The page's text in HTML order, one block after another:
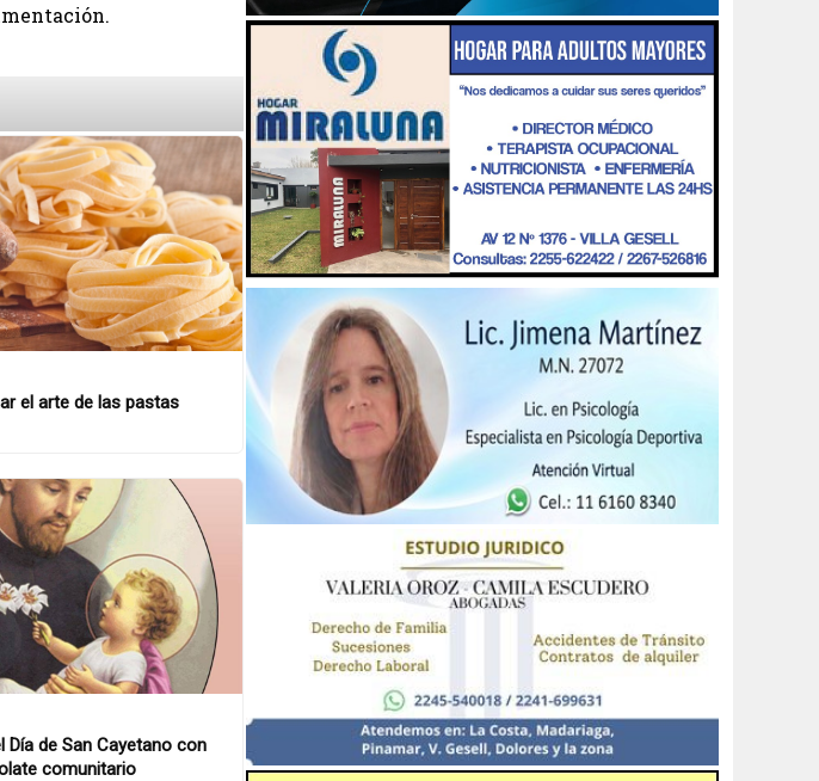
el arte de las pastas
Día de San Cayetano con
comunitario